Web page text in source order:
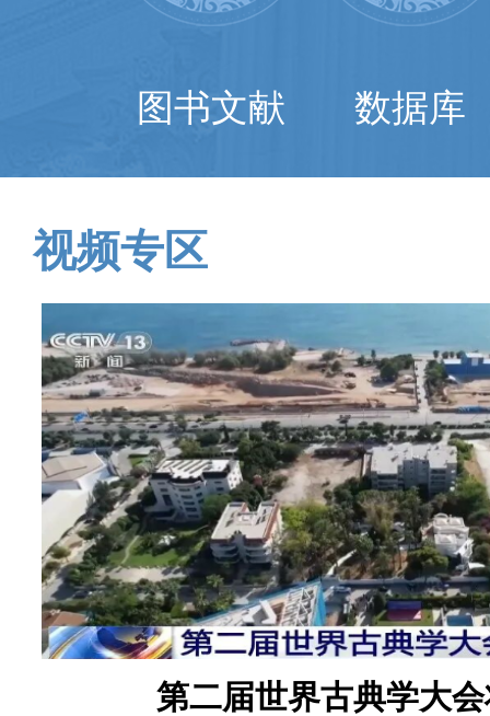
图书文献 数据库
视频专区
第二届世界古典学大